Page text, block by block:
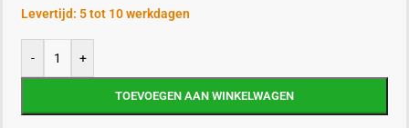
Levertijd: 5 tot 10 werkdagen
- +
TOEVOEGEN AAN WINKELWAGEN